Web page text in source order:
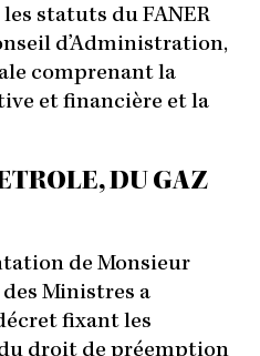
statuts du FANER
d’Administration,
comprenant la
et financière et la
DU GAZ
de Monsieur
Ministres a
fixant les
droit de préemption